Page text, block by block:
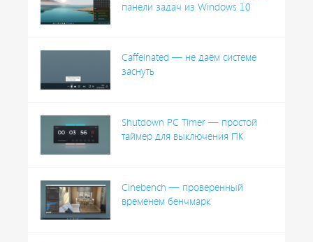
панели задач из Windows 10
Caffeinated — не даём системе
заснуть
Shutdown PC Timer — простой
таймер для выключения ПК
Cinebench — проверенный
временем бенчмарк